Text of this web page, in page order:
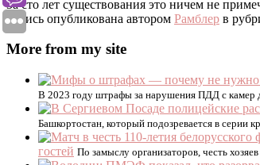
За сто лет существования это ничем не
Запись опубликована автором Рамблер в
More from my site
В 2023 году штрафы за нарушения ПДД с
Башкортостан, который подозревается в
гостей По замыслу организаторов, честь